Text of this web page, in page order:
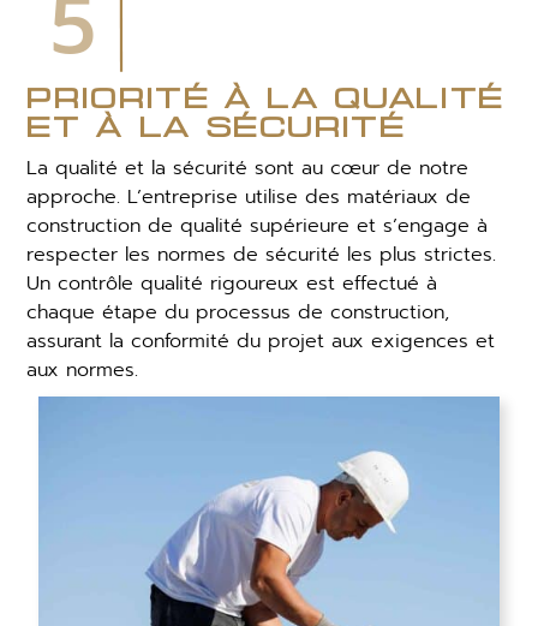
5
priorité à la qualité
et à la sécurité
La qualité et la sécurité sont au cœur de notre
approche. L’entreprise utilise des matériaux de
construction de qualité supérieure et s’engage à
respecter les normes de sécurité les plus strictes.
Un contrôle qualité rigoureux est effectué à
chaque étape du processus de construction,
assurant la conformité du projet aux exigences et
aux normes.